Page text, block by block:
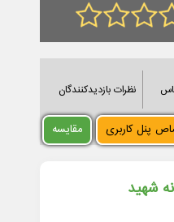
نظرات بازدیدکنندگان
پنل کاربری مقایسه
ﺷﻬﻴﺪ